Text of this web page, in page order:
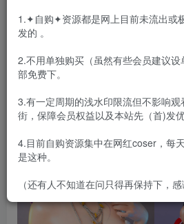
了。
合集目录在预览图
1.✦自购✦资源都是网上目前未流出或
发的 。
2.不用单独购买（虽然有些会员建议
部免费下。
3.有一定周期的浅水印限流但不影响
街，保障会员权益以及本站先（首)发优
4.目前自购资源集中在网红coser，每
是这种。
（还有人不知道在问只得再保持下，感